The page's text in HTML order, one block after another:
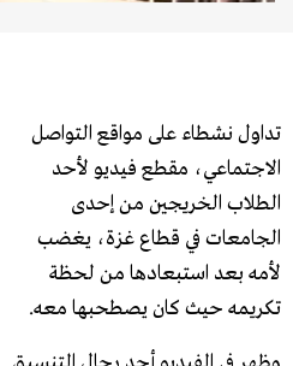
تداول نشطاء على مواقع التواصل
الاجتماعي، مقطع فيديو لأحد
الطلاب الخريجين من إحدى
الجامعات في قطاع غزة، يغضب
لأمه بعد استبعادها من لحظة
تكريمه حيث كان يصطحبها معه.